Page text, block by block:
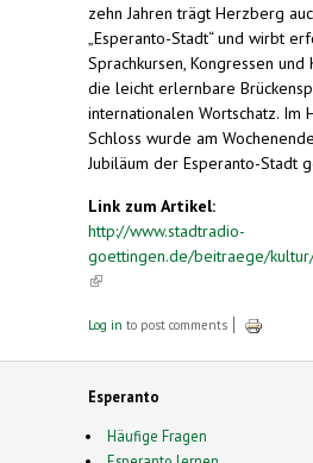
zehn Jahren trägt Herzberg
„Esperanto-Stadt“ und wirbt
Sprachkursen, Kongressen
die leicht erlernbare
internationalen Wortschatz. Im
Schloss wurde am
Jubiläum der Esperanto-Stadt
Link zum Artikel:
http://www.stadtradio-
goettingen.de/beitraege/
(link is external)
Log in to post comments
Esperanto
Häufige Fragen